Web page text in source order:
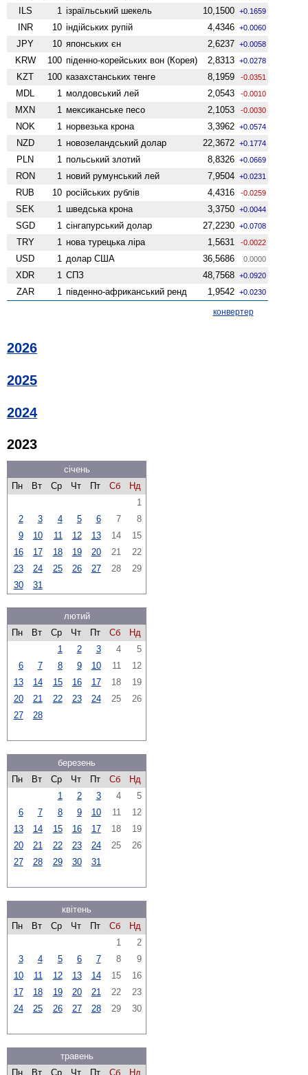
ILS 1 ізраїльський шекель 10,1500 +0.1659
INR 10 індійських рупій 4,4346 +0.0060
JPY 10 японських єн 2,6237 +0.0058
KRW 100 піденно-корейських вон (Корея) 2,8313 +0.0278
KZT 100 казахстанських тенге 8,1959 -0.0351
MDL 1 молдовський лей 2,0543 -0.0010
MXN 1 мексиканське песо 2,1053 -0.0030
NOK 1 норвезька крона 3,3962 +0.0574
NZD 1 ново­зеландський долар 22,3672 +0.1774
PLN 1 польський злотий 8,8326 +0.0669
RON 1 новий румунський лей 7,9504 +0.0231
RUB 10 російських рублів 4,4316 -0.0259
SEK 1 шведська крона 3,3750 +0.0044
SGD 1 сінгапурський долар 27,2230 +0.0708
TRY 1 нова турецька ліра 1,5631 -0.0022
USD 1 долар США 36,5686 0.0000
XDR 1 СПЗ 48,7568 +0.0920
ZAR 1 південно-африканський ренд 1,9542 +0.0230
конвертер
2026
2025
2024
2023
січень
Пн
Вт Ср Чт Пт Сб
Нд
1
2
3 4 5 6 7
8
9
10 11 12 13 14
15
16
17 18 19 20 21
22
23
24 25 26 27 28
29
30
31
лютий
Пн
Вт Ср Чт Пт Сб
Нд
1
2 3 4
5
6
7 8 9 10 11
12
13
14 15 16 17 18
19
20
21 22 23 24 25
26
27
28
березень
Пн
Вт Ср Чт Пт Сб
Нд
1
2 3 4
5
6
7 8 9 10 11
12
13
14 15 16 17 18
19
20
21 22 23 24 25
26
27
28 29 30 31
квітень
Пн
Вт Ср Чт Пт Сб
Нд
1
2
3
4 5 6 7 8
9
10
11 12 13 14 15
16
17
18 19 20 21 22
23
24
25 26 27 28 29 30
травень
Пн
Вт Ср Чт Пт Сб Нд